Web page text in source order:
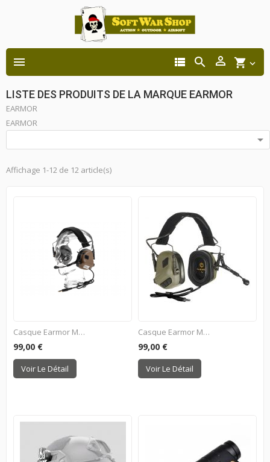
 shopping_cart 



LISTE DES PRODUITS DE LA MARQUE EARMOR
EARMOR
EARMOR

Affichage 1-12 de 12 article(s)
Casque Earmor M32+...
99,00 €
Voir Le Détail
Casque Earmor M32+...
99,00 €
Voir Le Détail